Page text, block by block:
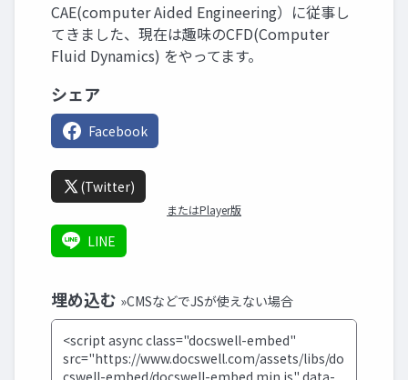
CAE(computer Aided Engineering）に従事し
てきました、現在は趣味のCFD(Computer
Fluid Dynamics) をやってます。
シェア
Facebook
(Twitter)
またはPlayer版
LINE
埋め込む »CMSなどでJSが使えない場合